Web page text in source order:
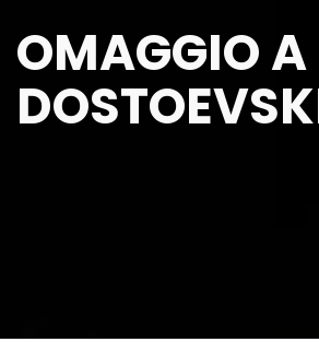
OMAGGIO A